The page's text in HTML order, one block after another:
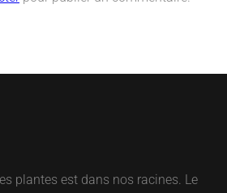
plantes est dans nos racines. Le